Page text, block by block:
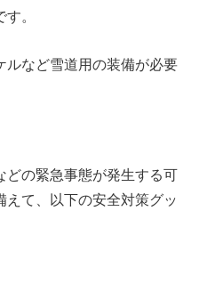
す。
ルなど雪道用の装備が必要
どの緊急事態が発生する可
て、以下の安全対策グッ